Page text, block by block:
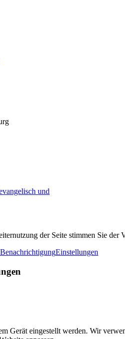
und
der Seite stimmen Sie der
Einstellungen
Gerät eingestellt werden. Wir